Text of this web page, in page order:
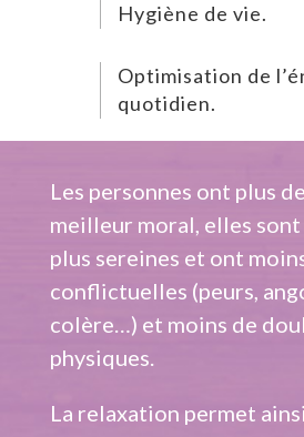
Hygiène de vie.
Optimisation de
quotidien.
Les personnes ont plus
meilleur moral, elles sont
plus sereines et ont
conflictuelles (peurs,
colère…) et moins de
physiques.
La relaxation permet